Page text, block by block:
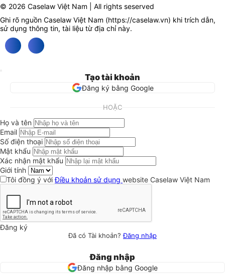
© 2026 Caselaw Việt Nam | All rights seserved
Ghi rõ nguồn Caselaw Việt Nam (https://caselaw.vn) khi trích dẫn,
sử dụng thông tin, tài liệu từ địa chỉ này.
Tạo tài khoản
Đăng ký bằng Google
HOẶC
Họ và tên
Email
Số điện thoại
Mật khẩu
Xác nhận mật khẩu
Giới tính
Tôi đồng ý vớiĐiều khoản sử dụng website Caselaw Việt Nam
Đăng ký
Đã có Tài khoản?Đăng nhập
Đăng nhập
Đăng nhập bằng Google